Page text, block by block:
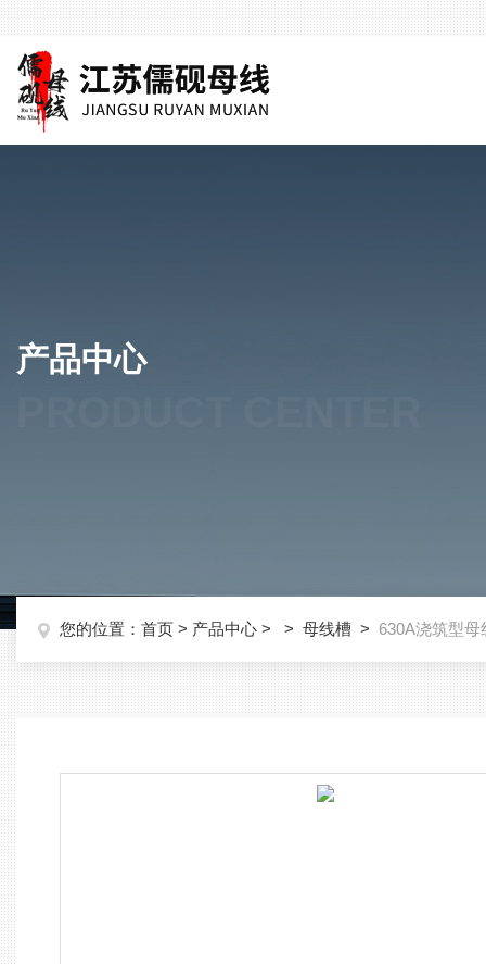
产品中心
您的位置： 首页 > 产品中心 > > 母线槽 > 630A浇筑型母